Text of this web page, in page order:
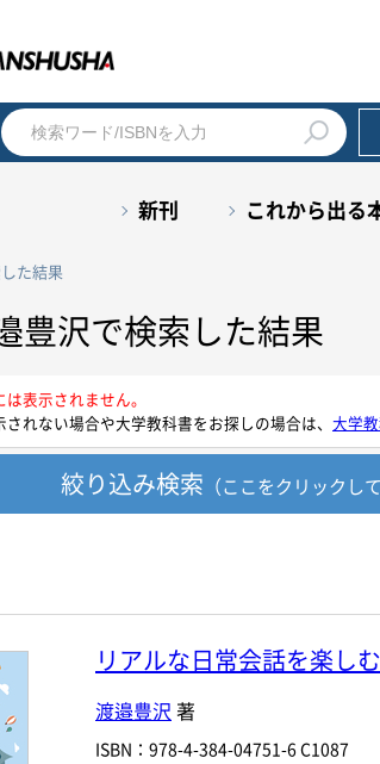
新刊 これから出る
た結果
豊沢で検索した結果
表示されません。
れない場合や大学教科書をお探しの場合は、 大学
絞り込み検索 （ここをクリックし
リアルな日常会話を楽し
渡邉豊沢 著
ISBN：978-4-384-04751-6 C1087